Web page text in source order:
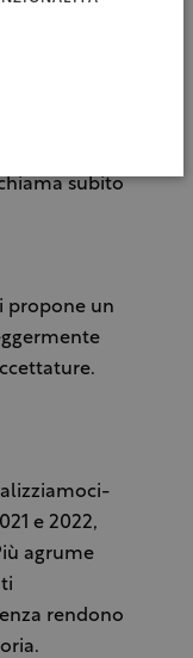
subito
propone un
e 2022,
agrume
rendono